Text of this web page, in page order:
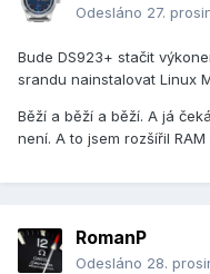
Odesláno 27.
Bude DS923+ stačit
srandu nainstalovat Linux
Běží a běží a běží. A já
není. A to jsem rozšířil RAM
RomanP
Odesláno 28.